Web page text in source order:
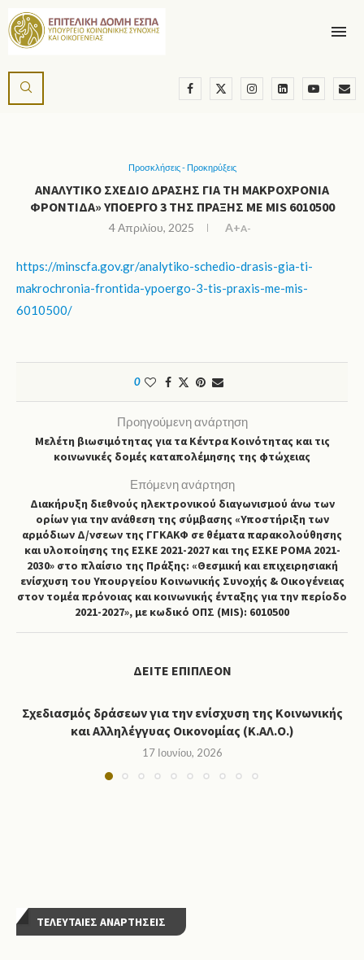
Προσκλήσεις - Προκηρύξεις
ΑΝΑΛΥΤΙΚΌ ΣΧΈΔΙΟ ΔΡΆΣΗΣ ΓΙΑ ΤΗ ΜΑΚΡΟΧΡΌΝΙΑ
ΦΡΟΝΤΊΔΑ» ΥΠΟΈΡΓΟ 3 ΤΗΣ ΠΡΆΞΗΣ ΜΕ MIS 6010500
4 Απριλίου, 2025 A+A-
https://minscfa.gov.gr/analytiko-schedio-drasis-gia-ti-
makrochronia-frontida-ypoergo-3-tis-praxis-me-mis-
6010500/
0
Προηγούμενη ανάρτηση
Μελέτη βιωσιμότητας για τα Κέντρα Κοινότητας και τις
κοινωνικές δομές καταπολέμησης της φτώχειας
Επόμενη ανάρτηση
Διακήρυξη διεθνούς ηλεκτρονικού διαγωνισμού άνω των
ορίων για την ανάθεση της σύμβασης «Υποστήριξη των
αρμόδιων Δ/νσεων της ΓΓΚΑΚΦ σε θέματα παρακολούθησης
και υλοποίησης της ΕΣΚΕ 2021-2027 και της ΕΣΚΕ ΡΟΜΑ 2021-
2030» στο πλαίσιο της Πράξης: «Θεσμική και επιχειρησιακή
ενίσχυση του Υπουργείου Κοινωνικής Συνοχής & Οικογένειας
στον τομέα πρόνοιας και κοινωνικής ένταξης για την περίοδο
2021-2027», με κωδικό ΟΠΣ (MIS): 6010500
ΔΕΊΤΕ ΕΠΙΠΛΈΟΝ
Σχεδιασμός δράσεων για την ενίσχυση της Κοινωνικής
και Αλληλέγγυας Οικονομίας (Κ.ΑΛ.Ο.)
17 Ιουνίου, 2026
ΤΕΛΕΥΤΑΙΕΣ ΑΝΑΡΤΗΣΕΙΣ